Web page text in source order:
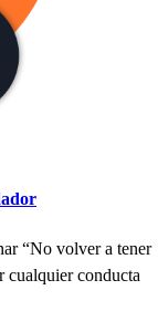
“No volver a tener
cualquier conducta